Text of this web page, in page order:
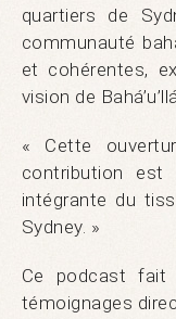
quartiers de
communauté
et cohérentes,
vision de
« Cette
contribution est
intégrante du
Sydney. »
Ce podcast
témoignages